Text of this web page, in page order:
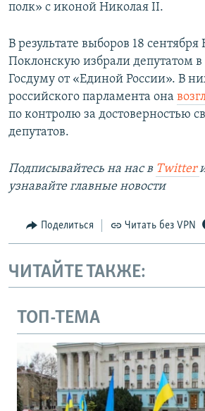
полк» с иконой Николая II.
В результате выборов 18
Поклонскую избрали депутатом
Госдуму от «Единой России». В
российского парламента она
по контролю за достоверностью
депутатов.
Подписывайтесь на наc в Twitter
узнавайте главные новости
Поделиться Читать без VPN
ЧИТАЙТЕ ТАКЖЕ:
ТОП-ТЕМА